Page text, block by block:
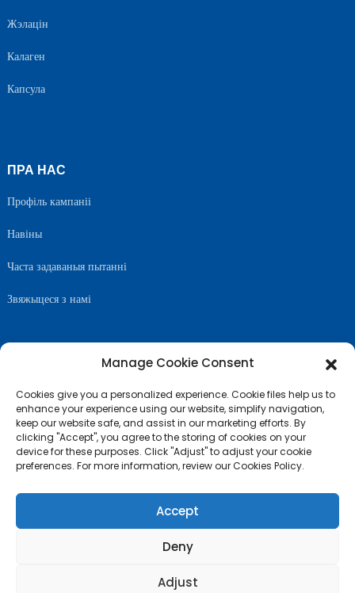
Жэлацін
Калаген
Капсула
ПРА НАС
Профіль кампаніі
Навіны
Часта задаваныя пытанні
Звяжыцеся з намі
ТОП-БЛОГ
Manage Cookie Consent
Cookies give you a personalized experience. Cookie files help us to
enhance your experience using our website, simplify navigation,
keep our website safe, and assist in our marketing efforts. By
clicking "Accept", you agree to the storing of cookies on your
device for these purposes. Click "Adjust" to adjust your cookie
preferences. For more information, review our Cookies Policy.
Accept
Deny
Adjust